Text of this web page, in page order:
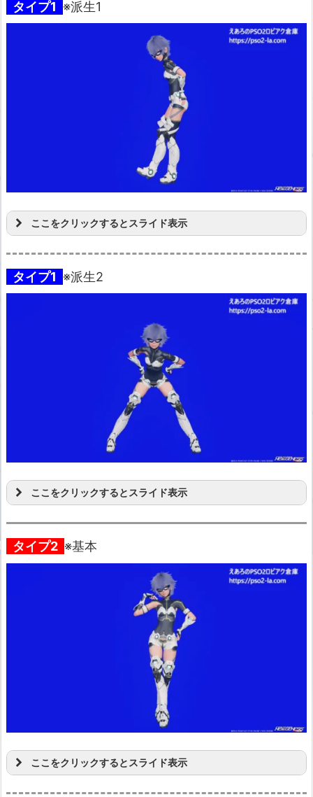
タイプ1 ※派生1
ここをクリックするとスライド表示
タイプ1 ※派生2
ここをクリックするとスライド表示
タイプ2 ※基本
ここをクリックするとスライド表示